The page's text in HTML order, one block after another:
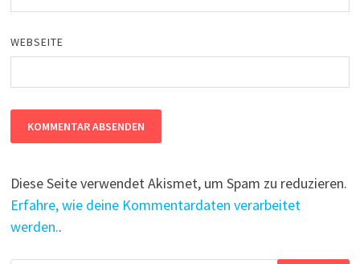
WEBSEITE
Diese Seite verwendet Akismet, um Spam zu reduzieren.
Erfahre, wie deine Kommentardaten verarbeitet
werden..